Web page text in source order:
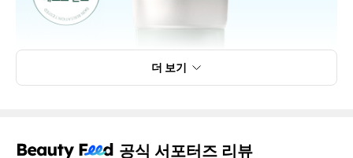
더 보기
공식 서포터즈 리뷰